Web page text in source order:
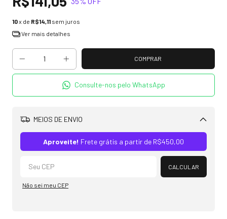
10x de R$14,11 sem juros
Ver mais detalhes
Consulte-nos pelo WhatsApp
MEIOS DE ENVIO
Aproveite! Frete grátis a partir de R$450,00
CALCULAR
Não sei meu CEP